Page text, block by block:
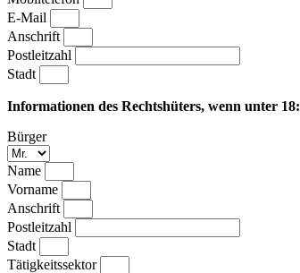
E-Mail
Anschrift
Postleitzahl
Stadt
Informationen des Rechtshüters, wenn unter 18:
Bürger
Name
Vorname
Anschrift
Postleitzahl
Stadt
Tätigkeitssektor